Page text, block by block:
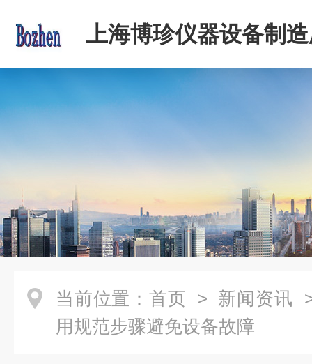
上海博珍仪器设备制
当前位置： 首页 > 新闻资讯
用规范步骤避免设备故障